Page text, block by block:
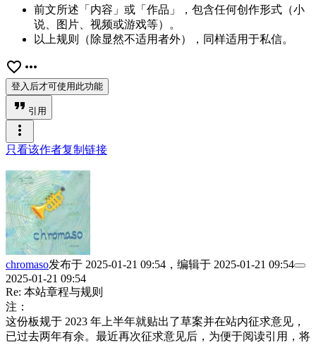
前文所述「内容」或「作品」，包含任何创作形式（小
说、图片、视频或游戏等）。
以上规则（除显然不适用者外），同样适用于私信。
favorite_border more_horiz
登入后才可使用此功能
format_quote 引用
more_vert
只看该作者复制链接
chromaso发布于 2025-01-21 09:54 ，编辑于 2025-01-21 09:54
2025-01-21 09:54
Re: 本站章程与规则
注：
这份板规于 2023 年上半年就贴出了草案并在站内征求意见，
已过去两年有余。最近再次征求意见后，为便于阅读引用，将